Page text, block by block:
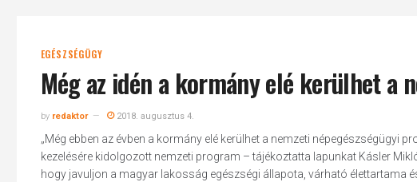
EGÉSZSÉGÜGY
Még az idén a kormány elé kerülhet a
by redaktor 2018. augusztus 4.
„Még ebben az évben a kormány elé kerülhet a nemzeti népegészségügyi
kezelésére kidolgozott nemzeti program – tájékoztatta lapunkat Kásler
hogy javuljon a magyar lakosság egészségi állapota, várható élettartama